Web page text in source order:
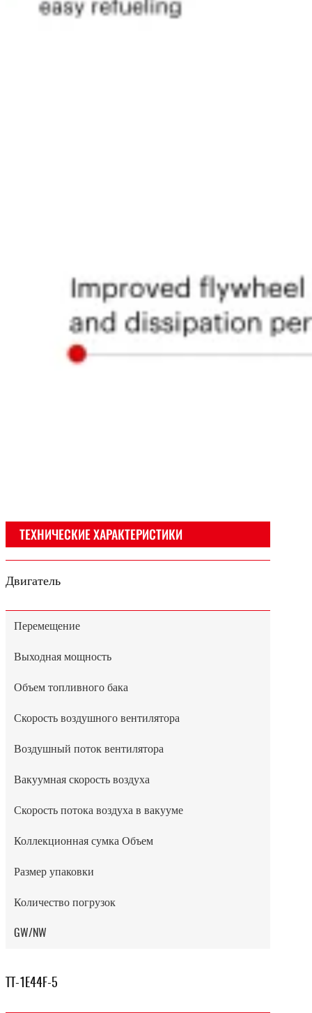
ТЕХНИЧЕСКИЕ ХАРАКТЕРИСТИКИ
Двигатель
Перемещение
Выходная мощность
Объем топливного бака
Скорость воздушного вентилятора
Воздушный поток вентилятора
Вакуумная скорость воздуха
Скорость потока воздуха в вакууме
Коллекционная сумка Объем
Размер упаковки
Количество погрузок
GW/NW
TT-1E44F-5